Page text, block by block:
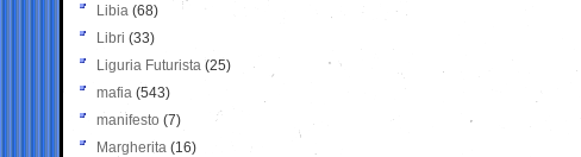
Libia (68)
Libri (33)
Liguria Futurista (25)
mafia (543)
manifesto (7)
Margherita (16)